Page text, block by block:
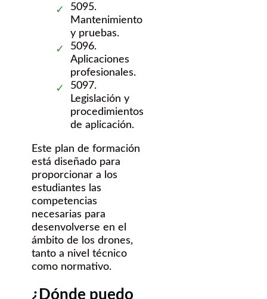
5095.
Mantenimiento
y pruebas.
5096.
Aplicaciones
profesionales.
5097.
Legislación y
procedimientos
de aplicación.
Este plan de formación
está diseñado para
proporcionar a los
estudiantes las
competencias
necesarias para
desenvolverse en el
ámbito de los drones,
tanto a nivel técnico
como normativo.
¿Dónde puedo